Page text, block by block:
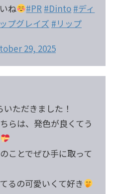
ね
#PR #Dinto #ディ
プグレイズ #リップ
29, 2025
いただきました！
らは、発色が良くてう
ことでぜひ手に取って
るの可愛いくて好き